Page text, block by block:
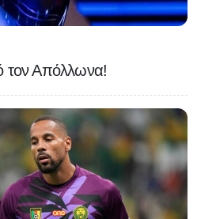
τον Απόλλωνα!